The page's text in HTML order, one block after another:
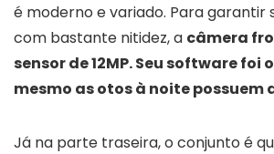
é moderno e variado. Para garantir
com bastante nitidez, a câmera
sensor de 12MP. Seu software foi
mesmo as otos à noite
Já na parte traseira, o conjunto é